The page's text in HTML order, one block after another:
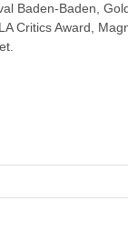
Baden-Baden,
Critics Award,